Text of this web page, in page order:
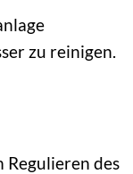
zu reinigen.
Regulieren des